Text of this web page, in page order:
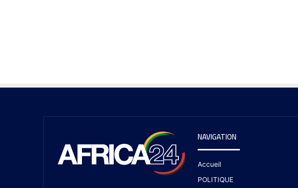
NAVIGATION
Accueil
POLITIQUE